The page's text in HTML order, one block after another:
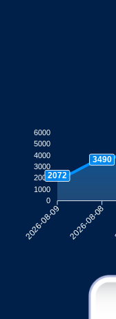
6000
5000
4000
3000
2000
1000
0
2072
3490
2026-08-09 2026-08-08